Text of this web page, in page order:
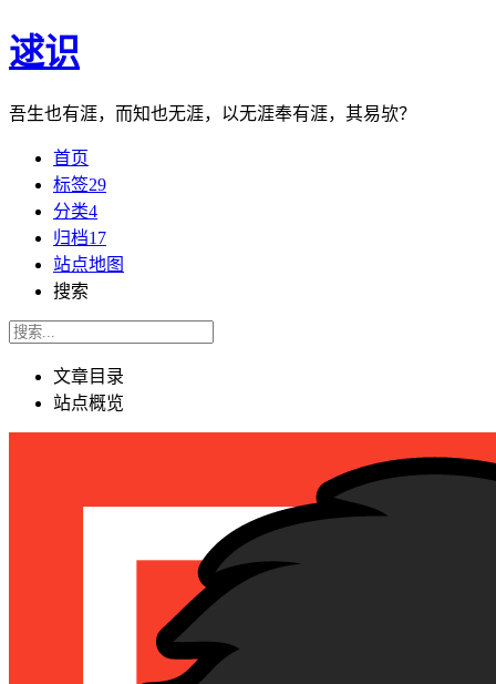
逑识
吾生也有涯，而知也无涯，以无涯奉有涯，其易欤？
首页
标签29
分类4
归档17
站点地图
搜索
文章目录
站点概览